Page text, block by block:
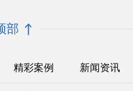
部
精彩案例 新闻资讯